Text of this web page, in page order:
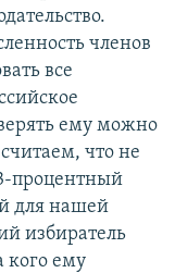
членов
все
ему можно
что не
процентный
для нашей
избиратель
кого ему